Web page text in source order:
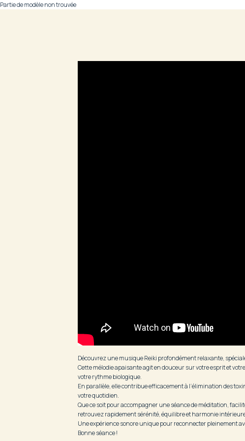
Partie de modèle non trouvée
Découvrez une musique Reiki profondément relaxante,
Cette mélodie apaisante agit en douceur sur votre esprit et
votre rythme biologique.
En parallèle, elle contribue efficacement à l’élimination des
votre quotidien.
Que ce soit pour accompagner une séance de méditation,
retrouvez rapidement sérénité, équilibre et harmonie
Une expérience sonore unique pour reconnecter pleinement
Bonne séance !